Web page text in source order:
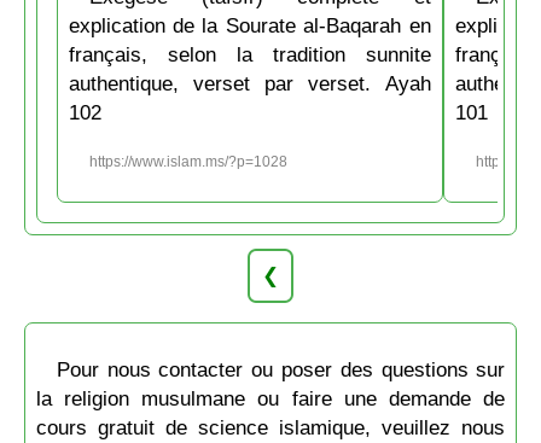
explication de la Sourate al-Baqarah en
français, selon la tradition sunnite
authentique, verset par verset. Ayah
102
https://www.islam.ms/?p=1028
101
https://
❮
Pour nous contacter ou poser des questions sur
la religion musulmane ou faire une demande de
cours gratuit de science islamique, veuillez nous